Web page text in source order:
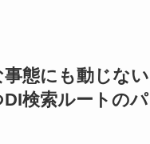
態にも動じな
検索ルートの